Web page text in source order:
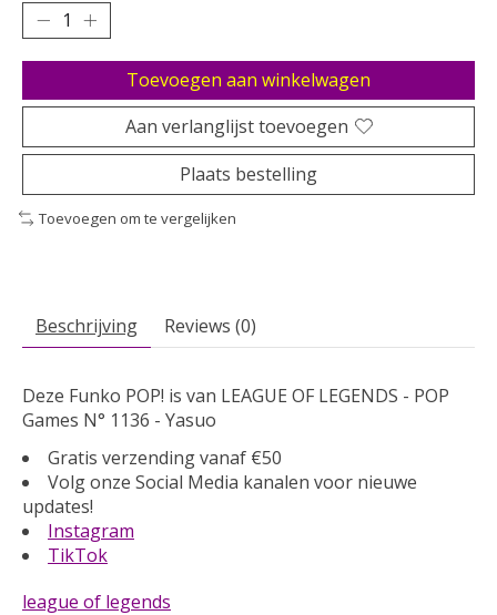
Toevoegen aan winkelwagen
Aan verlanglijst toevoegen
Plaats bestelling
Toevoegen om te vergelijken
Beschrijving Reviews (0)
Deze Funko POP! is van LEAGUE OF LEGENDS - POP
Games N° 1136 - Yasuo
Gratis verzending vanaf €50
Volg onze Social Media kanalen voor nieuwe
updates!
Instagram
TikTok
league of legends